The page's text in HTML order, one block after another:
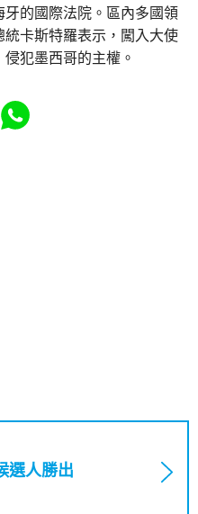
的國際法院。區內多國領
卡斯特羅表示，闖入大使
犯墨西哥的主權。
to Facebook
Share to WhatsApp
選人勝出